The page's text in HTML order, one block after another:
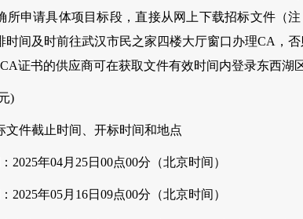
所申请具体项目标段，直接从网上下载招标文件（
时间及时前往武汉市民之家四楼大厅窗口办理CA，
CA证书的供应商可在获取文件有效时间内登录东西
)
文件截止时间、开标时间和地点
2025年04月25日00点00分（北京时间）
2025年05月16日09点00分（北京时间）